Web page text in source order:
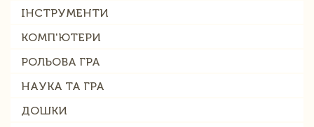
ІНСТРУМЕНТИ
КОМП'ЮТЕРИ
РОЛЬОВА ГРА
НАУКА ТА ГРА
ДОШКИ